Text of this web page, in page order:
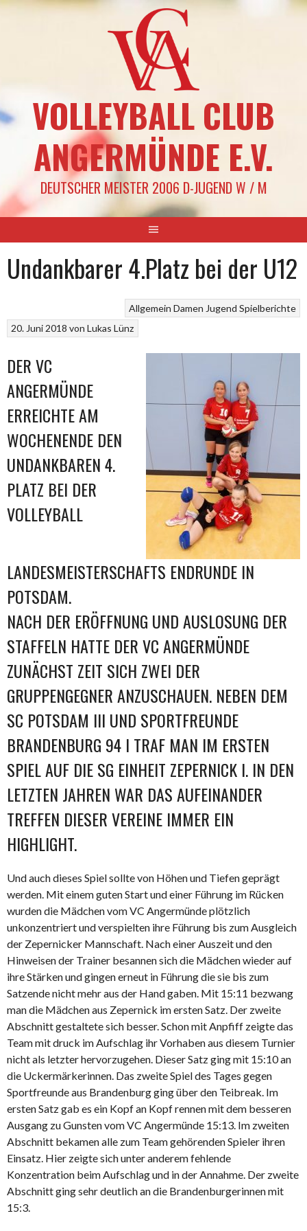
Springe
VOLLEYBALL CLUB
ANGERMÜNDE E.V.
DEUTSCHER MEISTER 2006 D-JUGEND W / M
Undankbarer 4.Platz bei der U12
Allgemein Damen Jugend Spielberichte
20. Juni 2018 vonLukas Lünz
DER VC
ANGERMÜNDE
ERREICHTE AM
WOCHENENDE DEN
UNDANKBAREN 4.
PLATZ BEI DER
VOLLEYBALL
LANDESMEISTERSCHAFTS ENDRUNDE IN
POTSDAM.
NACH DER ERÖFFNUNG UND AUSLOSUNG DER
STAFFELN HATTE DER VC ANGERMÜNDE
ZUNÄCHST ZEIT SICH ZWEI DER
GRUPPENGEGNER ANZUSCHAUEN. NEBEN DEM
SC POTSDAM III UND SPORTFREUNDE
BRANDENBURG 94 I TRAF MAN IM ERSTEN
SPIEL AUF DIE SG EINHEIT ZEPERNICK I. IN DEN
LETZTEN JAHREN WAR DAS AUFEINANDER
TREFFEN DIESER VEREINE IMMER EIN
HIGHLIGHT.
Und auch dieses Spiel sollte von Höhen und Tiefen geprägt
werden. Mit einem guten Start und einer Führung im Rücken
wurden die Mädchen vom VC Angermünde plötzlich
unkonzentriert und verspielten ihre Führung bis zum Ausgleich
der Zepernicker Mannschaft. Nach einer Auszeit und den
Hinweisen der Trainer besannen sich die Mädchen wieder auf
ihre Stärken und gingen erneut in Führung die sie bis zum
Satzende nicht mehr aus der Hand gaben. Mit 15:11 bezwang
man die Mädchen aus Zepernick im ersten Satz. Der zweite
Abschnitt gestaltete sich besser. Schon mit Anpfiff zeigte das
Team mit druck im Aufschlag ihr Vorhaben aus diesem Turnier
nicht als letzter hervorzugehen. Dieser Satz ging mit 15:10 an
die Uckermärkerinnen. Das zweite Spiel des Tages gegen
Sportfreunde aus Brandenburg ging über den Teibreak. Im
ersten Satz gab es ein Kopf an Kopf rennen mit dem besseren
Ausgang zu Gunsten vom VC Angermünde 15:13. Im zweiten
Abschnitt bekamen alle zum Team gehörenden Spieler ihren
Einsatz. Hier zeigte sich unter anderem fehlende
Konzentration beim Aufschlag und in der Annahme. Der zweite
Abschnitt ging sehr deutlich an die Brandenburgerinnen mit
15:3.